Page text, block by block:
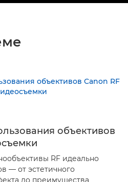
объективов
RF идеально
— от эстетичного